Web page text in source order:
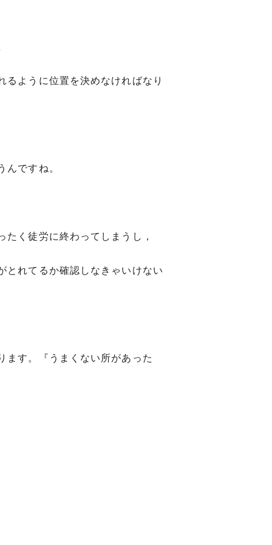
ように位置を決めなければなり
ですね。
く徒労に終わってしまうし，
れてるか確認しなきゃいけない
ます。『うまくない所があった